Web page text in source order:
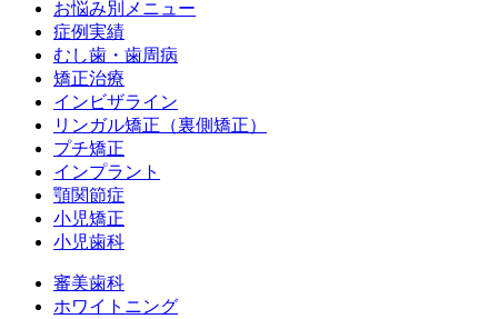
お悩み別メニュー
症例実績
むし歯・歯周病
矯正治療
インビザライン
リンガル矯正（裏側矯正）
プチ矯正
インプラント
顎関節症
小児矯正
小児歯科
審美歯科
ホワイトニング